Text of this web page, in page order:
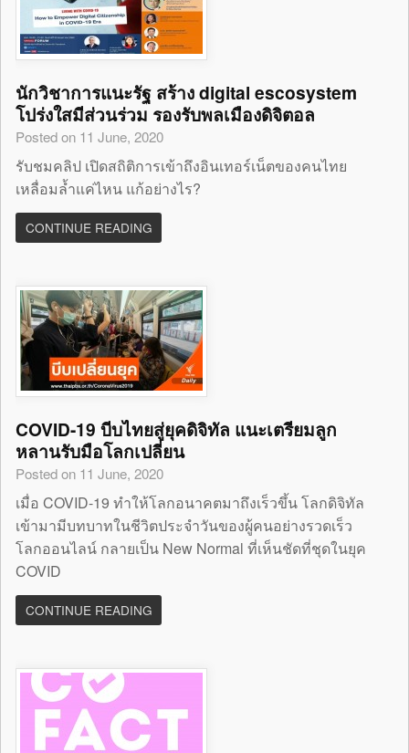
นักวิชาการแนะรัฐ สร้าง digital escosystem
โปร่งใสมีส่วนร่วม รองรับพลเมืองดิจิตอล
Posted on 11 June, 2020
รับชมคลิป เปิดสถิติการเข้าถึงอินเทอร์เน็ตของคนไทย
เหลื่อมล้ำแค่ไหน แก้อย่างไร?
CONTINUE READING
COVID-19 บีบไทยสู่ยุคดิจิทัล แนะเตรียมลูก
หลานรับมือโลกเปลี่ยน
Posted on 11 June, 2020
เมื่อ COVID-19 ทำให้โลกอนาคตมาถึงเร็วขึ้น โลกดิจิทัล
เข้ามามีบทบาทในชีวิตประจำวันของผู้คนอย่างรวดเร็ว
โลกออนไลน์ กลายเป็น New Normal ที่เห็นชัดที่ชุดในยุค
COVID
CONTINUE READING